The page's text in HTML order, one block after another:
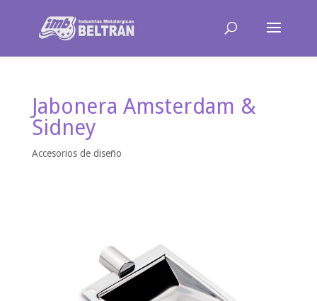
Jabonera Amsterdam &
Sidney
Accesorios de diseño